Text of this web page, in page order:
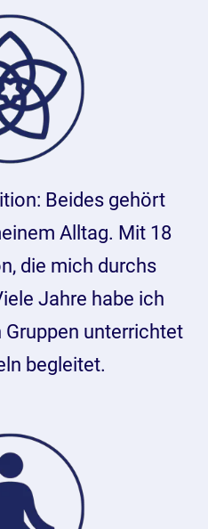
Beides gehört
Alltag. Mit 18
die mich durchs
Jahre habe ich
unterrichtet
begleitet.